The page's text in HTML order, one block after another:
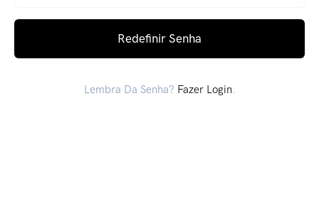
Redefinir Senha
Lembra Da Senha? Fazer Login.